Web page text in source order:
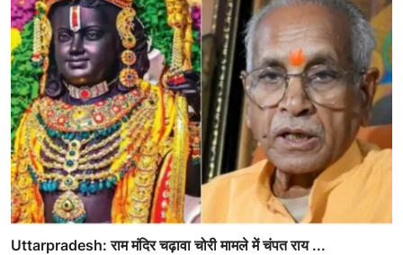
Uttarpradesh: राम मंदिर चढ़ावा चोरी मामले में चंपत राय ...